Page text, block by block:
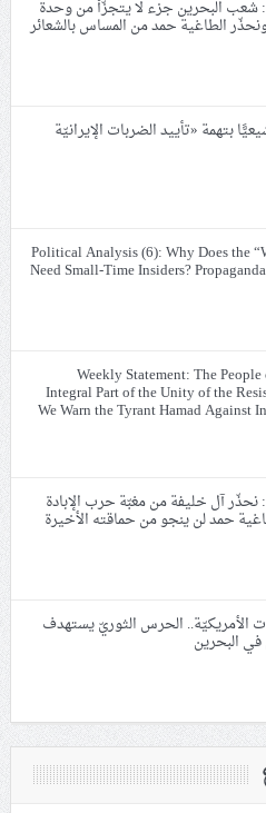
شعب البحرين جزء لا يتجزّأ من وحدة
الطاغية حمد من المساس بالشعائر
بسجن 12 شيعيًّا بتهمة «تأييد الضربات الإيرانيّة
Political Analysis (6): Why Does the
Need Small-Time Insiders?
Weekly Statement: The
Integral Part of the Unity of the
We Warn the Tyrant Hamad Against
آل خليفة من مغبّة حرب الإبادة
حمد لن ينجو من حماقته الأخيرة
الأمريكيّة.. الحرس الثوريّ يستهدف
البحرين